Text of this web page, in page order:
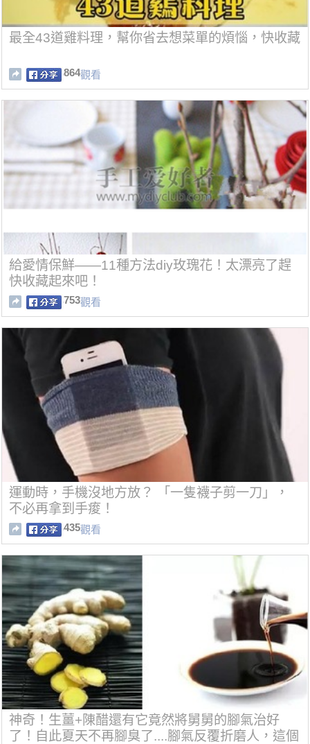
最全43道雞料理，幫你省去想菜單的煩惱，快收藏
864觀看
給愛情保鮮——11種方法diy玫瑰花！太漂亮了趕
快收藏起來吧！
753觀看
運動時，手機沒地方放？ 「一隻襪子剪一刀」，
不必再拿到手痠！
435觀看
神奇！生薑+陳醋還有它竟然將舅舅的腳氣治好
了！自此夏天不再腳臭了....腳氣反覆折磨人，這個